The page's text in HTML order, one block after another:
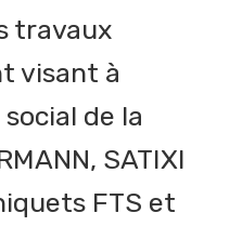
travaux
visant à
de la
SATIXI
FTS et